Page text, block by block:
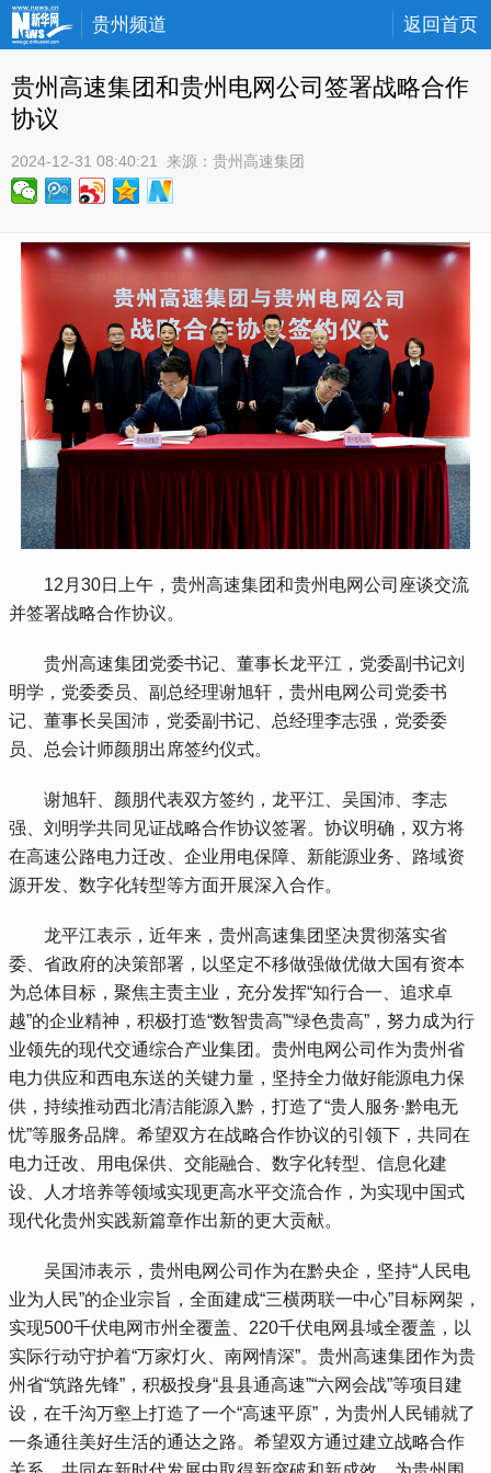
贵州频道 返回首页
贵州高速集团和贵州电网公司签署战略合作
协议
2024-12-31 08:40:21 来源： 贵州高速集团
12月30日上午，贵州高速集团和贵州电网公司座谈交流
并签署战略合作协议。
贵州高速集团党委书记、董事长龙平江，党委副书记刘
明学，党委委员、副总经理谢旭轩，贵州电网公司党委书
记、董事长吴国沛，党委副书记、总经理李志强，党委委
员、总会计师颜朋出席签约仪式。
谢旭轩、颜朋代表双方签约，龙平江、吴国沛、李志
强、刘明学共同见证战略合作协议签署。协议明确，双方将
在高速公路电力迁改、企业用电保障、新能源业务、路域资
源开发、数字化转型等方面开展深入合作。
龙平江表示，近年来，贵州高速集团坚决贯彻落实省
委、省政府的决策部署，以坚定不移做强做优做大国有资本
为总体目标，聚焦主责主业，充分发挥“知行合一、追求卓
越”的企业精神，积极打造“数智贵高”“绿色贵高”，努力成为行
业领先的现代交通综合产业集团。贵州电网公司作为贵州省
电力供应和西电东送的关键力量，坚持全力做好能源电力保
供，持续推动西北清洁能源入黔，打造了“贵人服务·黔电无
忧”等服务品牌。希望双方在战略合作协议的引领下，共同在
电力迁改、用电保供、交能融合、数字化转型、信息化建
设、人才培养等领域实现更高水平交流合作，为实现中国式
现代化贵州实践新篇章作出新的更大贡献。
吴国沛表示，贵州电网公司作为在黔央企，坚持“人民电
业为人民”的企业宗旨，全面建成“三横两联一中心”目标网架，
实现500千伏电网市州全覆盖、220千伏电网县域全覆盖，以
实际行动守护着“万家灯火、南网情深”。贵州高速集团作为贵
州省“筑路先锋”，积极投身“县县通高速”“六网会战”等项目建
设，在千沟万壑上打造了一个“高速平原”，为贵州人民铺就了
一条通往美好生活的通达之路。希望双方通过建立战略合作